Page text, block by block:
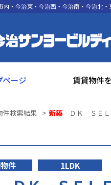
内・今治東・今治西・今治南・今治北
ページ 賃貸物件
件検索結果 新築 ＤＫ ＳＥＬ
件 1LDK